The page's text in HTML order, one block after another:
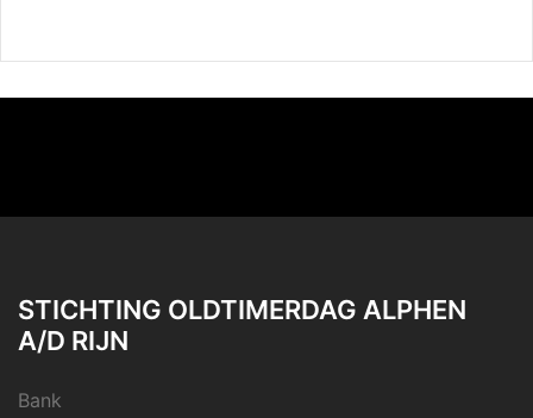
STICHTING OLDTIMERDAG ALPHEN
A/D RIJN
Bank